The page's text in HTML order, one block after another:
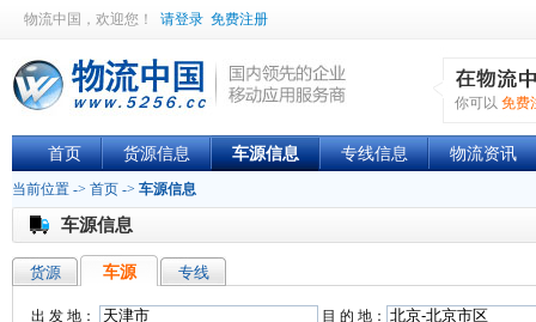
物流中国 ，欢迎您！ 请登录 免费注册
你可以 免费
首页 货源信息 车源信息 专线信息 物流资讯
当前位置 -> 首页 -> 车源信息
车源信息
货源 车源 专线
出 发 地： 目 的 地：